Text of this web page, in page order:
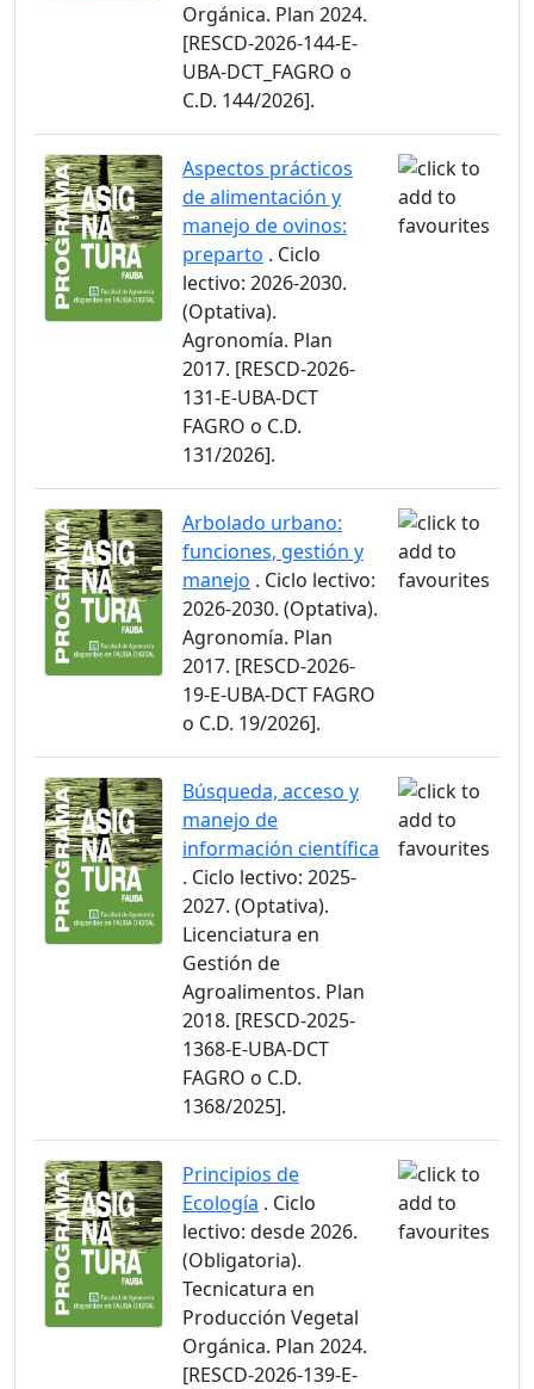
Orgánica. Plan 2024.
[RESCD-2026-144-E-
UBA-DCT_FAGRO o
C.D. 144/2026].
Aspectos prácticos
de alimentación y
manejo de ovinos:
preparto . Ciclo
lectivo: 2026-2030.
(Optativa).
Agronomía. Plan
2017. [RESCD-2026-
131-E-UBA-DCT
FAGRO o C.D.
131/2026].
Arbolado urbano:
funciones, gestión y
manejo . Ciclo lectivo:
2026-2030. (Optativa).
Agronomía. Plan
2017. [RESCD-2026-
19-E-UBA-DCT FAGRO
o C.D. 19/2026].
Búsqueda, acceso y
manejo de
información científica
. Ciclo lectivo: 2025-
2027. (Optativa).
Licenciatura en
Gestión de
Agroalimentos. Plan
2018. [RESCD-2025-
1368-E-UBA-DCT
FAGRO o C.D.
1368/2025].
Principios de
Ecología . Ciclo
lectivo: desde 2026.
(Obligatoria).
Tecnicatura en
Producción Vegetal
Orgánica. Plan 2024.
[RESCD-2026-139-E-